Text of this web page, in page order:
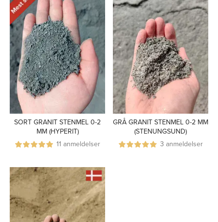
SORT GRANIT STENMEL 0-2
MM (HYPERIT)
11 anmeldelser
GRÅ GRANIT STENMEL 0-2 MM
(STENUNGSUND)
3 anmeldelser